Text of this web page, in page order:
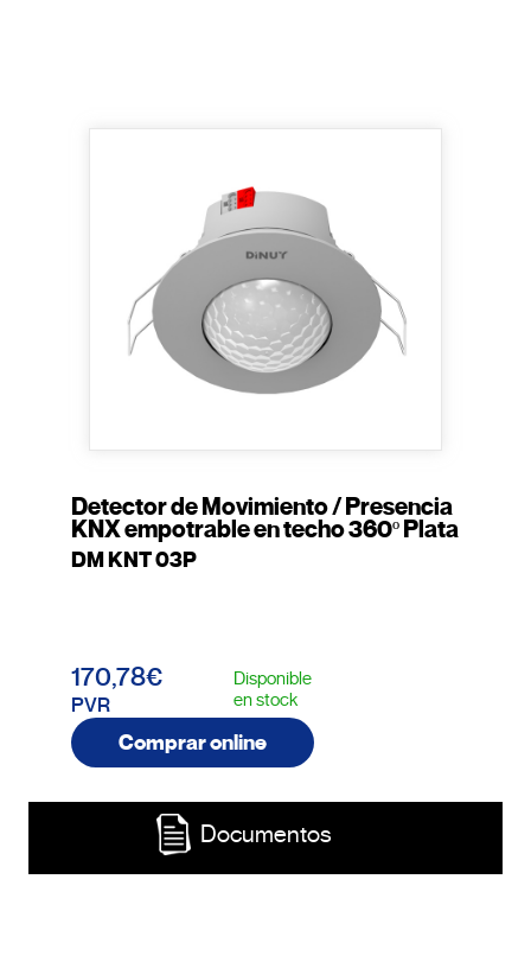
Detector de Movimiento / Presencia
KNX empotrable en techo 360º Plata
DM KNT 03P
170,78€
PVR
Disponible
en stock
Comprar online
Documentos